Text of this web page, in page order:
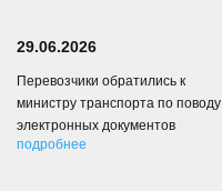
29.06.2026
Перевозчики обратились к
министру транспорта по поводу
электронных документов
подробнее